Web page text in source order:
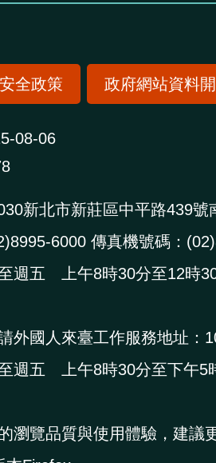
全政策 政府網站資料
08-06
新北市新莊區中平路439號
6000 傳真機號碼：
週五 上午8時30分至12時
外國人來臺工作服務地址：
週五 上午8時30分至下午5
瀏覽品質與使用體驗，建議